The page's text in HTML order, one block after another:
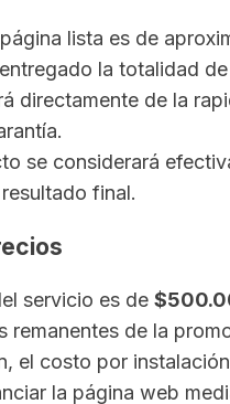
lista es de
la totalidad
directamente de la
se considerará
final.
servicio es de
remanentes de la
el costo por
la página web